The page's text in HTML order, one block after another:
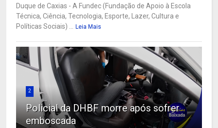
Duque de Caxias - A Fundec (Fundação de Apoio à Escola
Técnica, Ciência, Tecnologia, Esporte, Lazer, Cultura e
Políticas Sociais) ... Leia Mais
2
Policial da DHBF morre após sofrer
emboscada